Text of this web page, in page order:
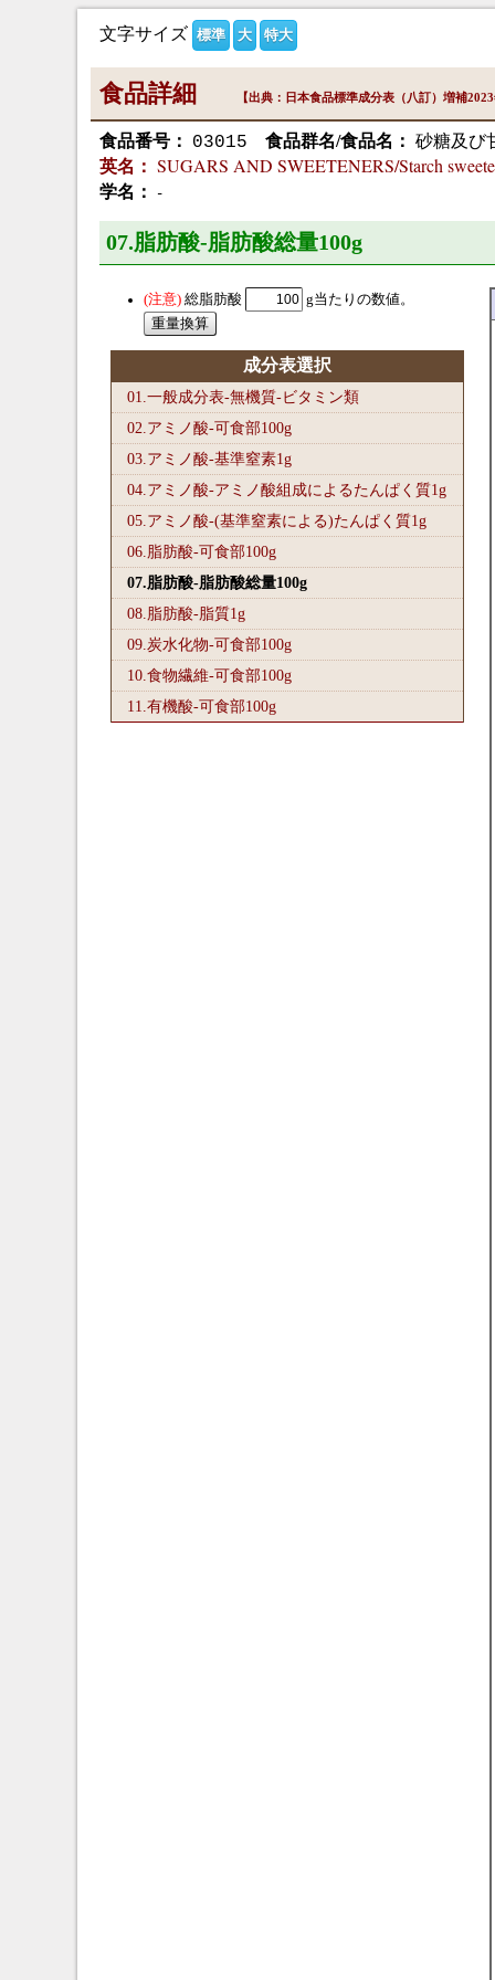
文字サイズ 標準 大 特大
食品詳細 【出典：日本食品標準成分表（八訂）増補
食品番号： 03015 食品群名/食品名： 砂糖及び
英名： SUGARS AND SWEETENERS/Starch
学名： -
07.脂肪酸-脂肪酸総量100g
総脂肪酸 g当たりの数値。
成分表選択
01.一般成分表-無機質-ビタミン類
02.アミノ酸-可食部100g
03.アミノ酸-基準窒素1g
04.アミノ酸-アミノ酸組成によるたんぱく質1g
05.アミノ酸-(基準窒素による)たんぱく質1g
06.脂肪酸-可食部100g
07.脂肪酸-脂肪酸総量100g
08.脂肪酸-脂質1g
09.炭水化物-可食部100g
10.食物繊維-可食部100g
11.有機酸-可食部100g